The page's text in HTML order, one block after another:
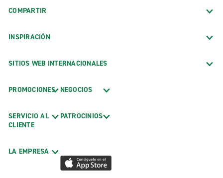
COMPARTIR
INSPIRACIÓN
SITIOS WEB INTERNACIONALES
PROMOCIONES
SERVICIO AL
CLIENTE
LA EMPRESA
NEGOCIOS
PATROCINIOS